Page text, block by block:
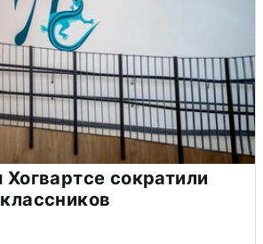
сократили